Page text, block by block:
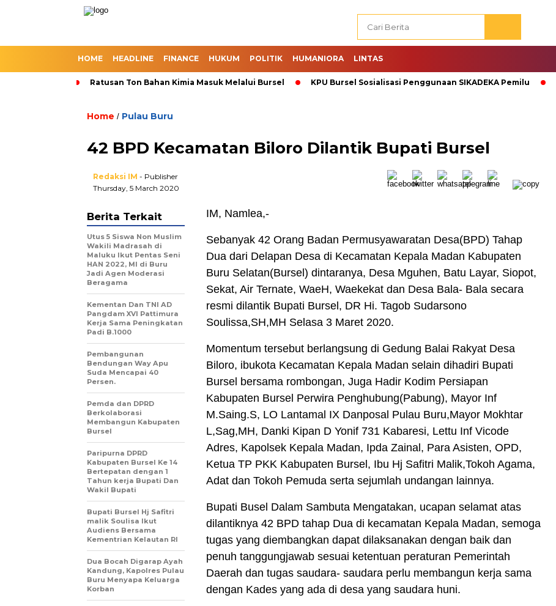
HOME HEADLINE FINANCE HUKUM POLITIK HUMANIORA LINTAS
Ratusan Ton Bahan Kimia Masuk Melalui Bursel KPU Bursel Sosialisasi Penggunaan SIKADEKA Pemilu
Home / Pulau Buru
42 BPD Kecamatan Biloro Dilantik Bupati Bursel
Redaksi IM - Publisher
Thursday, 5 March 2020
IM, Namlea,-
Sebanyak 42 Orang Badan Permusyawaratan Desa(BPD) Tahap
Dua dari Delapan Desa di Kecamatan Kepala Madan Kabupaten
Buru Selatan(Bursel) dintaranya, Desa Mguhen, Batu Layar, Siopot,
Sekat, Air Ternate, WaeH, Waekekat dan Desa Bala- Bala secara
resmi dilantik Bupati Bursel, DR Hi. Tagob Sudarsono
Soulissa,SH,MH Selasa 3 Maret 2020.
Momentum tersebut berlangsung di Gedung Balai Rakyat Desa
Biloro, ibukota Kecamatan Kepala Madan selain dihadiri Bupati
Bursel bersama rombongan, Juga Hadir Kodim Persiapan
Kabupaten Bursel Perwira Penghubung(Pabung), Mayor Inf
M.Saing.S, LO Lantamal IX Danposal Pulau Buru,Mayor Mokhtar
L,Sag,MH, Danki Kipan D Yonif 731 Kabaresi, Lettu Inf Vicode
Adres, Kapolsek Kepala Madan, Ipda Zainal, Para Asisten, OPD,
Ketua TP PKK Kabupaten Bursel, Ibu Hj Safitri Malik,Tokoh Agama,
Adat dan Tokoh Pemuda serta sejumlah undangan lainnya.
Bupati Busel Dalam Sambuta Mengatakan, ucapan selamat atas
dilantiknya 42 BPD tahap Dua di kecamatan Kepala Madan, semoga
tugas yang diembangkan dapat dilaksanakan dengan baik dan
penuh tanggungjawab sesuai ketentuan peraturan Pemerintah
Daerah dan tugas saudara- saudara perlu membangun kerja sama
dengan Kades yang ada di desa yang saudara huni.
Berita Terkait
Utus 5 Siswa Non Muslim
Wakili Madrasah di
Maluku Ikut Pentas Seni
HAN 2022, MI di Buru
Jadi Agen Moderasi
Beragama
Kementan Dan TNI AD
Pangdam XVI Pattimura
Kerja Sama Peningkatan
Padi B.1000
Pembangunan
Bendungan Way Apu
Suda Mencapai 40
Persen.
Pemda dan DPRD
Berkolaborasi
Membangun Kabupaten
Bursel
Paripurna DPRD
Kabupaten Bursel Ke 14
Bertepatan dengan 1
Tahun kerja Bupati Dan
Wakil Bupati
Bupati Bursel Hj Safitri
malik Soulisa Ikut
Audiens Bersama
Kementrian Kelautan RI
Dua Bocah Digarap Ayah
Kandung, Kapolres Pulau
Buru Menyapa Keluarga
Korban